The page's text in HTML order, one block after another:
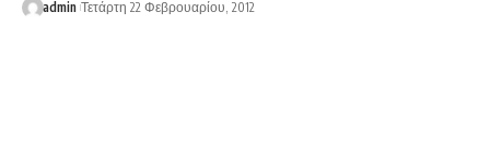
admin Τετάρτη 22 Φεβρουαρίου, 2012